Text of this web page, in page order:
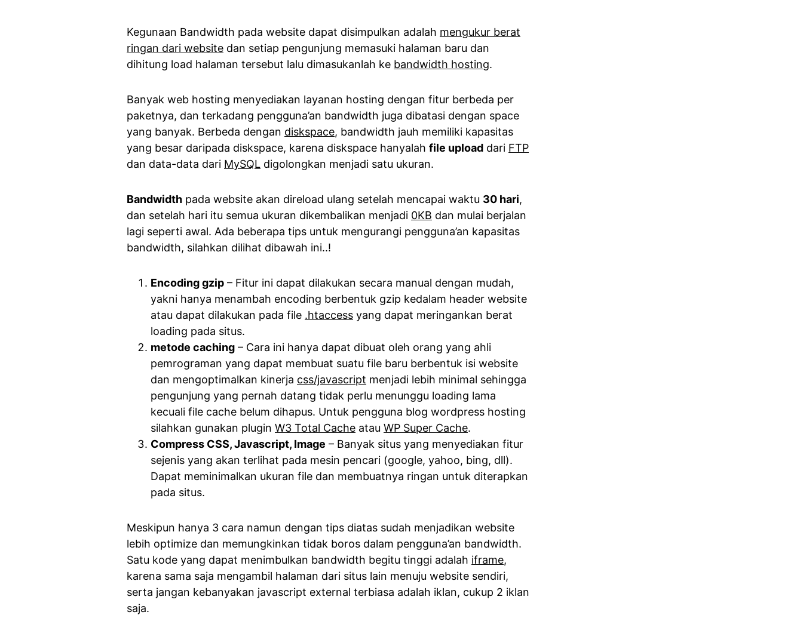
Kegunaan Bandwidth pada website dapat disimpulkan adalah mengukur berat
ringan dari website dan setiap pengunjung memasuki halaman baru dan
dihitung load halaman tersebut lalu dimasukanlah ke bandwidth hosting.
Banyak web hosting menyediakan layanan hosting dengan fitur berbeda per
paketnya, dan terkadang pengguna’an bandwidth juga dibatasi dengan space
yang banyak. Berbeda dengan diskspace, bandwidth jauh memiliki kapasitas
yang besar daripada diskspace, karena diskspace hanyalah file upload dari FTP
dan data-data dari MySQL digolongkan menjadi satu ukuran.
Bandwidth pada website akan direload ulang setelah mencapai waktu 30 hari,
dan setelah hari itu semua ukuran dikembalikan menjadi 0KB dan mulai berjalan
lagi seperti awal. Ada beberapa tips untuk mengurangi pengguna’an kapasitas
bandwidth, silahkan dilihat dibawah ini..!
Encoding gzip – Fitur ini dapat dilakukan secara manual dengan mudah,
yakni hanya menambah encoding berbentuk gzip kedalam header website
atau dapat dilakukan pada file .htaccess yang dapat meringankan berat
loading pada situs.
metode caching – Cara ini hanya dapat dibuat oleh orang yang ahli
pemrograman yang dapat membuat suatu file baru berbentuk isi website
dan mengoptimalkan kinerja css/javascript menjadi lebih minimal sehingga
pengunjung yang pernah datang tidak perlu menunggu loading lama
kecuali file cache belum dihapus. Untuk pengguna blog wordpress hosting
silahkan gunakan plugin W3 Total Cache atau WP Super Cache.
Compress CSS, Javascript, Image – Banyak situs yang menyediakan fitur
sejenis yang akan terlihat pada mesin pencari (google, yahoo, bing, dll).
Dapat meminimalkan ukuran file dan membuatnya ringan untuk diterapkan
pada situs.
Meskipun hanya 3 cara namun dengan tips diatas sudah menjadikan website
lebih optimize dan memungkinkan tidak boros dalam pengguna’an bandwidth.
Satu kode yang dapat menimbulkan bandwidth begitu tinggi adalah iframe,
karena sama saja mengambil halaman dari situs lain menuju website sendiri,
serta jangan kebanyakan javascript external terbiasa adalah iklan, cukup 2 iklan
saja.